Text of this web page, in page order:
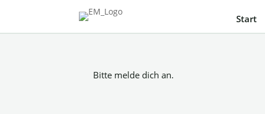
Start
Bitte melde dich an.